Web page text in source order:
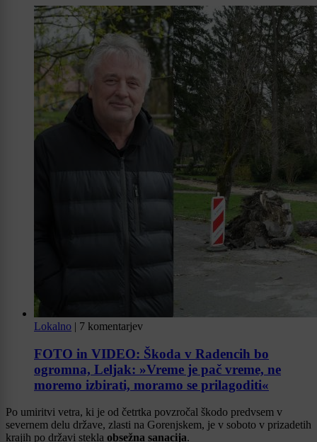
Lokalno | 7 komentarjev
FOTO in VIDEO: Škoda v Radencih bo
ogromna, Leljak: »Vreme je pač vreme, ne
moremo izbirati, moramo se prilagoditi«
Po umiritvi vetra, ki je od četrtka povzročal škodo predvsem v
severnem delu države, zlasti na Gorenjskem, je v soboto v prizadetih
krajih po državi stekla obsežna sanacija.